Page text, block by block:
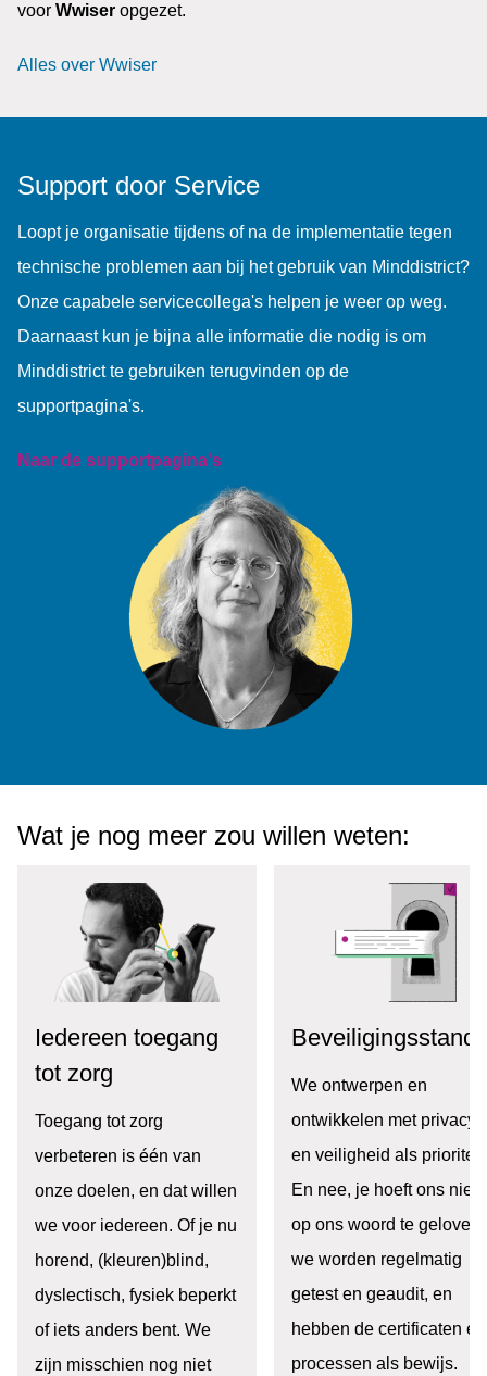
voor Wwiser opgezet.
Alles over Wwiser
Support door Service
Loopt je organisatie tijdens of na de implementatie tegen
technische problemen aan bij het gebruik van Minddistrict?
Onze capabele servicecollega's helpen je weer op weg.
Daarnaast kun je bijna alle informatie die nodig is om
Minddistrict te gebruiken terugvinden op de
supportpagina's.
Naar de supportpagina's
Wat je nog meer zou willen weten:
Iedereen toegang
tot zorg
Toegang tot zorg
verbeteren is één van
onze doelen, en dat willen
we voor iedereen. Of je nu
horend, (kleuren)blind,
dyslectisch, fysiek beperkt
of iets anders bent. We
zijn misschien nog niet
We ontwerpen en
ontwikkelen met privacy
en veiligheid als prioriteit.
En nee, je hoeft ons niet
op ons woord te geloven:
we worden regelmatig
getest en geaudit, en
hebben de certificaten en
processen als bewijs.